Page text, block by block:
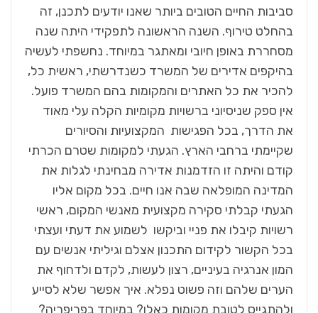
סביבות החיים הטובים ביותר שאנו יודעים לתכנן, זה
בהחלט טירוף. השנה הראשונה לתפקידי היתה שנה
מסחררת באופן חיובי ומאתגר במיוחד. נחשפתי לעשיה
בהיקפים אדירים של המשרד כשנדרשתי, ראשית כל,
להכיר את כל האתרים והמקומות בהם המשרד פועל.
אין ספק שניסיוני ברשויות מקומיות הקלה עלי מאוד
את הדרך, בכל הפגישות המקצועיות והסיורים
שקיימתי ברחבי הארץ. הגעתי למקומות שטרם הכרתי
קודם והיתה זו הזדמנות אדירה מבחינתי לגלות את
המדינה המופלאה שבה אנו חיים. בכל מקום אליו
הגעתי קבלתי סקירה מקצועית מאנשי המקום, ראשי
רשויות קיבלו את פניי וביקשו לשמוע את דעתי ועצתי
בכל הקשור לקידום התכנון אצלם וגיליתי אנשים עם
המון אנרגיה בעיניים, רצון לעשות, לקדם ולדחוף את
הערים שלהם וזה פשוט נפלא. איך אפשר שלא לסייע
ולהתגייס לטובת מקומות כאלו? במיוחד בפריפריה?